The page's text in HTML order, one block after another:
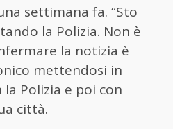
settimana fa. “Sto
la Polizia. Non è
la notizia è
mettendosi in
Polizia e poi con
città.